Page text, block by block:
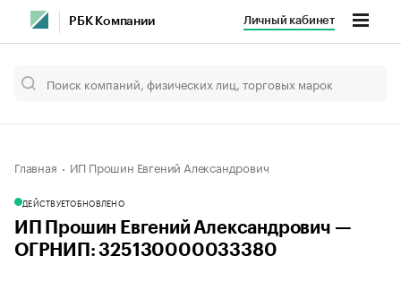
РБК Компании Личный кабинет
Главная ИП Прошин Евгений Александрович
ДЕЙСТВУЕТОБНОВЛЕНО
ИП Прошин Евгений Александрович —
ОГРНИП: 325130000033380